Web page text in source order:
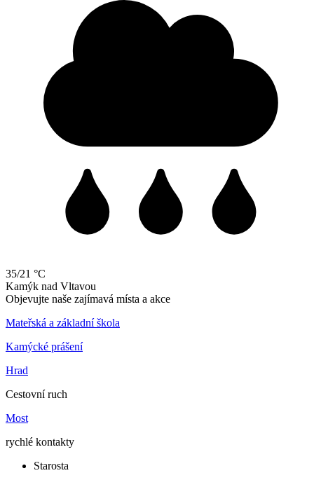
35/21 °C
Kamýk nad Vltavou
Objevujte naše zajímavá místa a akce
Mateřská a základní škola
Kamýcké prášení
Hrad
Cestovní ruch
Most
rychlé kontakty
Starosta